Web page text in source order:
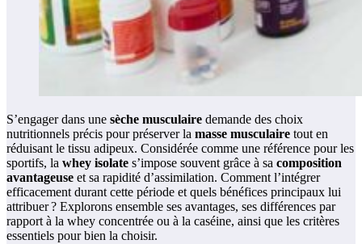
S’engager dans une sèche musculaire demande des choix
nutritionnels précis pour préserver la masse musculaire tout en
réduisant le tissu adipeux. Considérée comme une référence pour les
sportifs, la whey isolate s’impose souvent grâce à sa composition
avantageuse et sa rapidité d’assimilation. Comment l’intégrer
efficacement durant cette période et quels bénéfices principaux lui
attribuer ? Explorons ensemble ses avantages, ses différences par
rapport à la whey concentrée ou à la caséine, ainsi que les critères
essentiels pour bien la choisir.